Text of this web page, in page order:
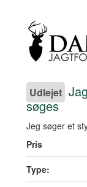
Udlejet
søges
Jeg søger et
Pris
Type: